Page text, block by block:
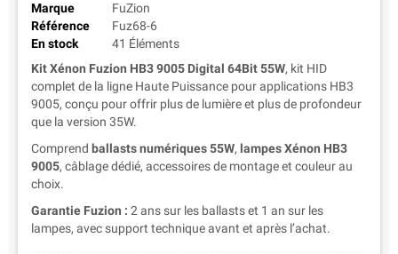
Marque
FuZion
Référence
Fuz68-6
En stock
41 Éléments
Kit Xénon Fuzion HB3 9005 Digital 64Bit 55W, kit HID
complet de la ligne Haute Puissance pour applications HB3
9005, conçu pour offrir plus de lumière et plus de profondeur
que la version 35W.
Comprend ballasts numériques 55W, lampes Xénon HB3
9005, câblage dédié, accessoires de montage et couleur au
choix.
Garantie Fuzion : 2 ans sur les ballasts et 1 an sur les
lampes, avec support technique avant et après l’achat.